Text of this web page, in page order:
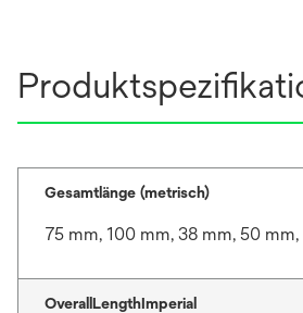
Gesamtlänge (metrisch)
75 mm, 100 mm, 38 mm, 50 mm,
OverallLengthImperial